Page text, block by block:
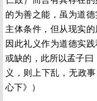
的为善之能，虽为道
主体条件，但从现实
因此礼义作为道德实
或缺的，此所以孟子曰
义，则上下乱，无政
心下》）